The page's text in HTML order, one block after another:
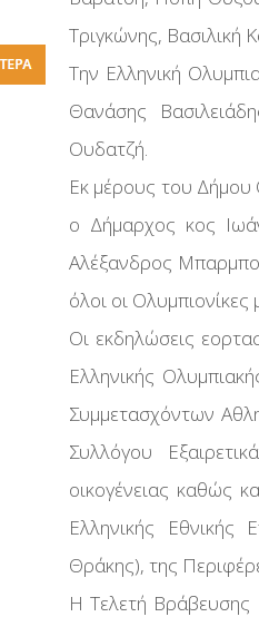
Τριγκώνης, Βασιλική
Την Ελληνική
Θανάσης
Ουδατζή.
Εκ μέρους του
ο Δήμαρχος κος
Αλέξανδρος
όλοι οι Ολυμπιονίκες
Οι εκδηλώσεις
Ελληνικής
Συμμετασχόντων
Συλλόγου
οικογένειας καθώς
Ελληνικής Εθνικής
Θράκης), της
Η Τελετή Βράβευσης
Σύμφωνο
Το Υπουργείο
Έρευνας &
Σύμφωνο
Την Διεθνή
Ακαδημία
Η τέχνη του
Ολυμπιακή
Liverpool FC - Οι
Της Θεσσαλονίκης
Δάδες & Μετάλλια
Αρχαία Στάδια &
στην Αρχαιότητα